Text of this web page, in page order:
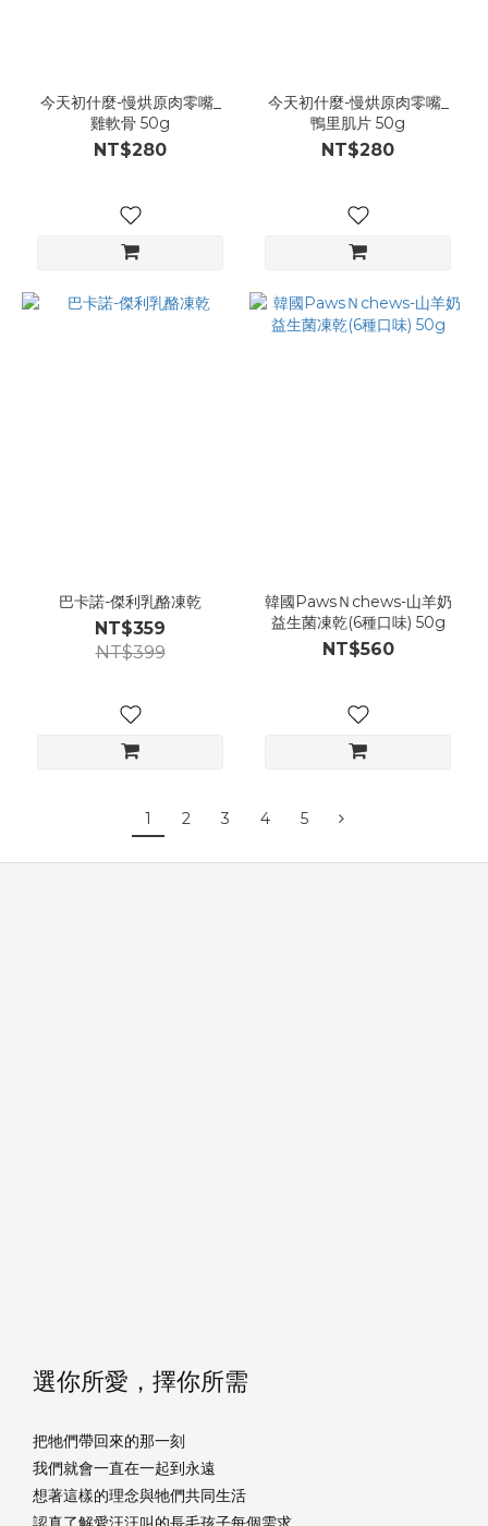
今天初什麼-慢烘原肉零嘴_
雞軟骨 50g
NT$280
今天初什麼-慢烘原肉零嘴_
鴨里肌片 50g
NT$280
巴卡諾-傑利乳酪凍乾
NT$359
NT$399
韓國PawsＮchews-山羊奶
益生菌凍乾(6種口味) 50g
NT$560
1 2 3 4 5
選你所愛，擇你所需
把牠們帶回來的那一刻
我們就會一直在一起到永遠
想著這樣的理念與牠們共同生活